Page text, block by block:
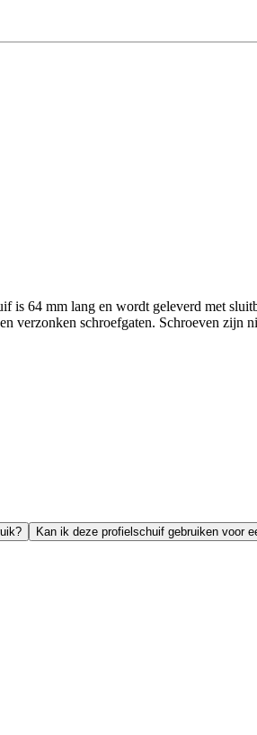
64 mm lang en wordt geleverd met
verzonken schroefgaten. Schroeven zijn
Kan ik deze profielschuif gebruiken voor